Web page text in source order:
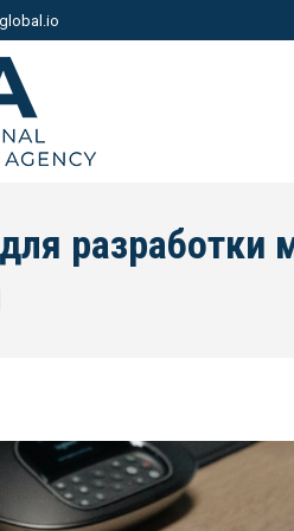
разработки